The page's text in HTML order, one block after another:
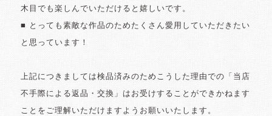
木目でも楽しんでいただけると嬉しいです。
■ とっても素敵な作品のためたくさん愛用していただきたい
と思っています！
上記につきましては検品済みのためこうした理由での「当店
不手際による返品・交換」はお受けすることができかねます
ことをご理解いただけますようお願いいたします。